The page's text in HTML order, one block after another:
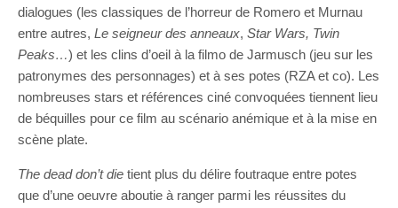
dialogues (les classiques de l’horreur de Romero et Murnau
entre autres, Le seigneur des anneaux, Star Wars, Twin
Peaks…) et les clins d’oeil à la filmo de Jarmusch (jeu sur les
patronymes des personnages) et à ses potes (RZA et co). Les
nombreuses stars et références ciné convoquées tiennent lieu
de béquilles pour ce film au scénario anémique et à la mise en
scène plate.
The dead don’t die tient plus du délire foutraque entre potes
que d’une oeuvre aboutie à ranger parmi les réussites du